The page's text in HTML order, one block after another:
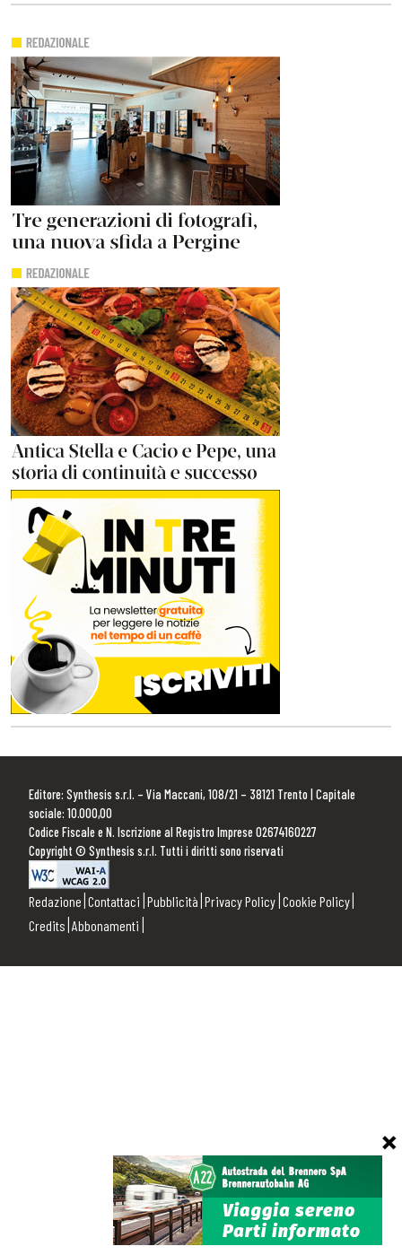
Editore: Synthesis s.r.l. – Via Maccani, 108/21 – 38121 Trento | Capitale
sociale: 10.000,00
Codice Fiscale e N. Iscrizione al Registro Imprese 02674160227
Copyright © Synthesis s.r.l. Tutti i diritti sono riservati
Redazione Contattaci Pubblicità Privacy Policy Cookie Policy
Credits Abbonamenti